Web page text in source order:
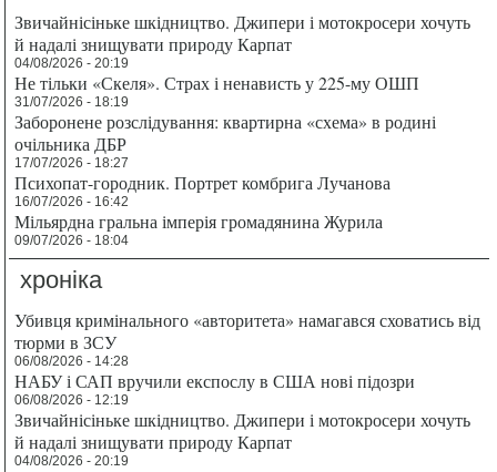
Звичайнісіньке шкідництво. Джипери і мотокросери хочуть
й надалі знищувати природу Карпат
04/08/2026 - 20:19
Не тільки «Скеля». Страх і ненависть у 225-му ОШП
31/07/2026 - 18:19
Заборонене розслідування: квартирна «схема» в родині
очільника ДБР
17/07/2026 - 18:27
Психопат-городник. Портрет комбрига Лучанова
16/07/2026 - 16:42
Мільярдна гральна імперія громадянина Журила
09/07/2026 - 18:04
хроніка
Убивця кримінального «авторитета» намагався сховатись від
тюрми в ЗСУ
06/08/2026 - 14:28
НАБУ і САП вручили експослу в США нові підозри
06/08/2026 - 12:19
Звичайнісіньке шкідництво. Джипери і мотокросери хочуть
й надалі знищувати природу Карпат
04/08/2026 - 20:19